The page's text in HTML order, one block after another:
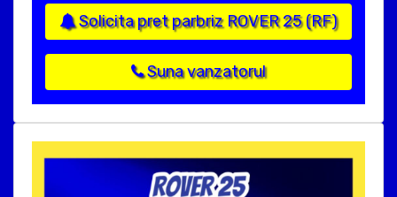
Solicita pret parbriz ROVER 25 (RF)
Suna vanzatorul